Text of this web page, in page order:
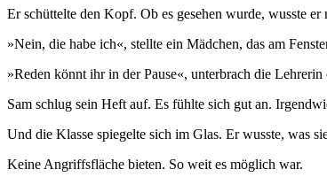
Er schüttelte den Kopf. Ob es gesehen wurde, wusste er
»Nein, die habe ich«, stellte ein Mädchen, das am
»Reden könnt ihr in der Pause«, unterbrach die
Sam schlug sein Heft auf. Es fühlte sich gut an.
Und die Klasse spiegelte sich im Glas. Er wusste, was
Keine Angriffsfläche bieten. So weit es möglich war.